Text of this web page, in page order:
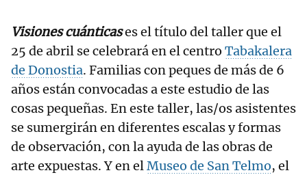
Visiones cuánticases el título del taller que el
25 de abril se celebrará en el centro Tabakalera
de Donostia. Familias con peques de más de 6
años están convocadas a este estudio de las
cosas pequeñas. En este taller, las/os asistentes
se sumergirán en diferentes escalas y formas
de observación, con la ayuda de las obras de
arte expuestas. Y en elMuseo de San Telmo, el